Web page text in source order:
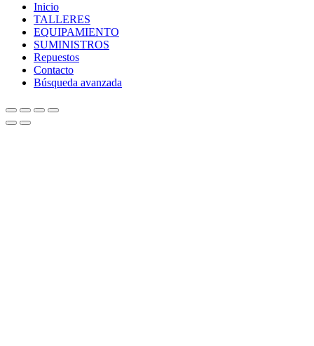
Inicio
TALLERES
EQUIPAMIENTO
SUMINISTROS
Repuestos
Contacto
Búsqueda avanzada